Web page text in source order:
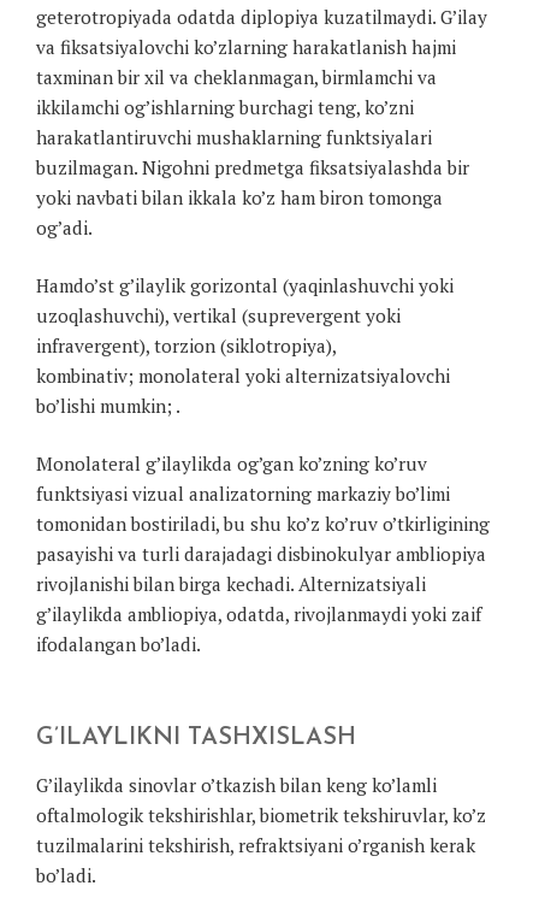
geterotropiyada odatda diplopiya kuzatilmaydi. G’ilay
va fiksatsiyalovchi ko’zlarning harakatlanish hajmi
taxminan bir xil va cheklanmagan, birmlamchi va
ikkilamchi og’ishlarning burchagi teng, ko’zni
harakatlantiruvchi mushaklarning funktsiyalari
buzilmagan. Nigohni predmetga fiksatsiyalashda bir
yoki navbati bilan ikkala ko’z ham biron tomonga
og’adi.
Hamdo’st g’ilaylik gorizontal (yaqinlashuvchi yoki
uzoqlashuvchi), vertikal (suprevergent yoki
infravergent), torzion (siklotropiya),
kombinativ; monolateral yoki alternizatsiyalovchi
bo’lishi mumkin; .
Monolateral g’ilaylikda og’gan ko’zning ko’ruv
funktsiyasi vizual analizatorning markaziy bo’limi
tomonidan bostiriladi, bu shu ko’z ko’ruv o’tkirligining
pasayishi va turli darajadagi disbinokulyar ambliopiya
rivojlanishi bilan birga kechadi. Alternizatsiyali
g’ilaylikda ambliopiya, odatda, rivojlanmaydi yoki zaif
ifodalangan bo’ladi.
G’ILAYLIKNI TASHXISLASH
G’ilaylikda sinovlar o’tkazish bilan keng ko’lamli
oftalmologik tekshirishlar, biometrik tekshiruvlar, ko’z
tuzilmalarini tekshirish, refraktsiyani o’rganish kerak
bo’ladi.